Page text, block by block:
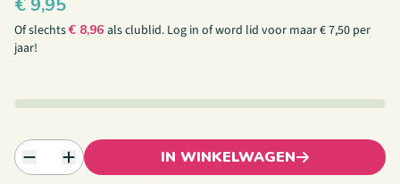
€ 9,95
Of slechts€ 8,96 als clublid. Log in ofword lid voor maar € 7,50 per
jaar!
IN WINKELWAGEN